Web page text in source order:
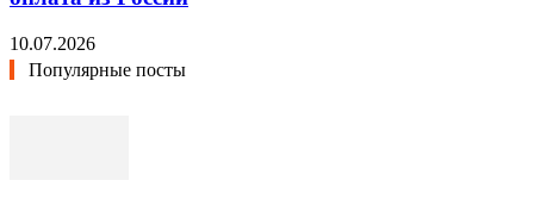
10.07.2026
Популярные посты